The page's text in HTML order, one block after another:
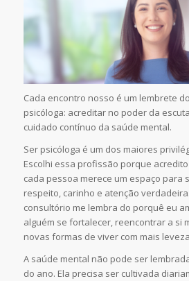
Cada encontro nosso é um lembrete
psicóloga: acreditar no poder da
cuidado contínuo da saúde mental.
Ser psicóloga é um dos maiores
Escolhi essa profissão porque
cada pessoa merece um espaço para
respeito, carinho e atenção
consultório me lembra do porquê eu
alguém se fortalecer, reencontrar a si
novas formas de viver com mais
A saúde mental não pode ser
do ano. Ela precisa ser cultivada